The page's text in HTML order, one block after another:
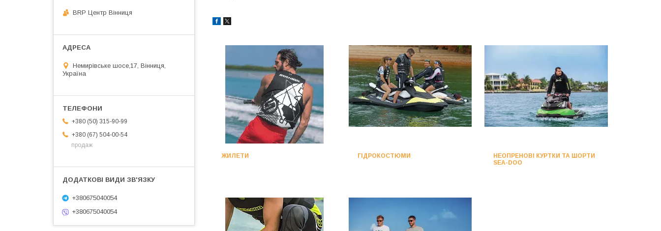
ЖИЛЕТИ ГІДРОКОСТЮМИ
НЕОПРЕНОВІ КУРТКИ ТА ШОРТИ
SEA-DOO
BRP Центр Вінниця
Немирівське шосе,17, Вінниця,
Україна
+380 (50) 315-90-99
+380 (67) 504-00-54
продаж
+380675040054
+380675040054